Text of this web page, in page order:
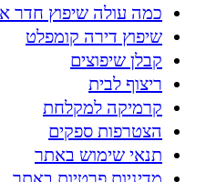
כמה עולה שיפוץ חדר
שיפוץ דירה קומפלט
קבלן שיפוצים
ריצוף לבית
קרמיקה למקלחת
הצטרפות ספקים
תנאי שימוש באתר